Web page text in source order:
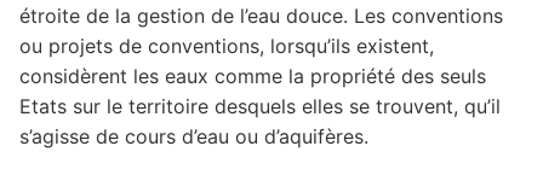
étroite de la gestion de l’eau douce. Les conventions
ou projets de conventions, lorsqu’ils existent,
considèrent les eaux comme la propriété des seuls
Etats sur le territoire desquels elles se trouvent, qu’il
s’agisse de cours d’eau ou d’aquifères.